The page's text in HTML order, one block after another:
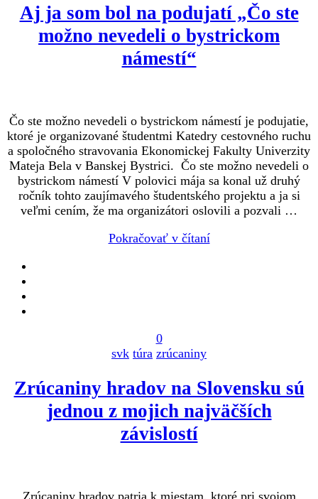
Aj ja som bol na podujatí „Čo ste
možno nevedeli o bystrickom
námestí“
Čo ste možno nevedeli o bystrickom námestí je podujatie,
ktoré je organizované študentmi Katedry cestovného ruchu
a spoločného stravovania Ekonomickej Fakulty Univerzity
Mateja Bela v Banskej Bystrici. Čo ste možno nevedeli o
bystrickom námestí V polovici mája sa konal už druhý
ročník tohto zaujímavého študentského projektu a ja si
veľmi cením, že ma organizátori oslovili a pozvali …
Pokračovať v čítaní
0
svk túra zrúcaniny
Zrúcaniny hradov na Slovensku sú
jednou z mojich najväčších
závislostí
Zrúcaniny hradov patria k miestam, ktoré pri svojom